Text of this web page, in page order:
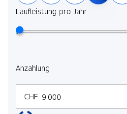
Laufleistung pro Jahr
Anzahlung
CHF